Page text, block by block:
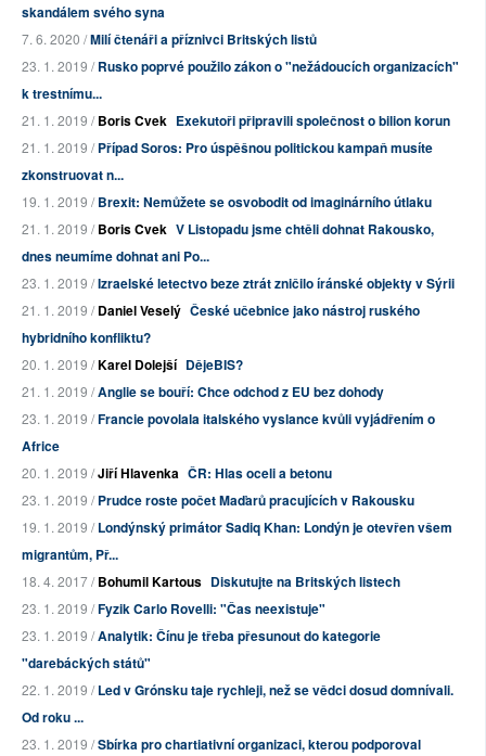
skandálem svého syna
7. 6. 2020 /Milí čtenáři a příznivci Britských listů
23. 1. 2019 /Rusko poprvé použilo zákon o "nežádoucích organizacích"
k trestnímu...
21. 1. 2019 /Boris Cvek Exekutoři připravili společnost o bilion korun
21. 1. 2019 /Případ Soros: Pro úspěšnou politickou kampaň musíte
zkonstruovat n...
19. 1. 2019 /Brexit: Nemůžete se osvobodit od imaginárního útlaku
21. 1. 2019 /Boris Cvek V Listopadu jsme chtěli dohnat Rakousko,
dnes neumíme dohnat ani Po...
23. 1. 2019 /Izraelské letectvo beze ztrát zničilo íránské objekty v Sýrii
21. 1. 2019 /Daniel Veselý České učebnice jako nástroj ruského
hybridního konfliktu?
20. 1. 2019 /Karel Dolejší DějeBIS?
21. 1. 2019 /Anglie se bouří: Chce odchod z EU bez dohody
23. 1. 2019 /Francie povolala italského vyslance kvůli vyjádřením o
Africe
20. 1. 2019 /Jiří Hlavenka ČR: Hlas oceli a betonu
23. 1. 2019 /Prudce roste počet Maďarů pracujících v Rakousku
19. 1. 2019 /Londýnský primátor Sadiq Khan: Londýn je otevřen všem
migrantům, Př...
18. 4. 2017 /Bohumil Kartous Diskutujte na Britských listech
23. 1. 2019 /Fyzik Carlo Rovelli: "Čas neexistuje"
23. 1. 2019 /Analytik: Čínu je třeba přesunout do kategorie
"darebáckých států"
22. 1. 2019 /Led v Grónsku taje rychleji, než se vědci dosud domnívali.
Od roku ...
23. 1. 2019 /Sbírka pro chartiativní organizaci, kterou podporoval